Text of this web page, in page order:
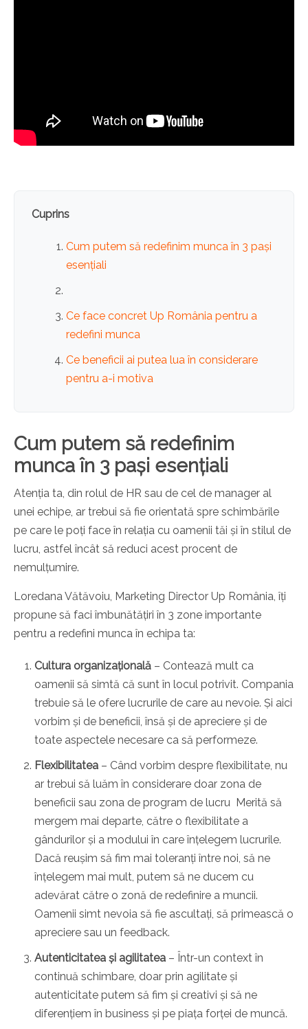
Cuprins
Cum putem să redefinim munca în 3 pași
esențiali
Ce face concret Up România pentru a
redefini munca
Ce beneficii ai putea lua în considerare
pentru a-i motiva
Cum putem să redefinim
munca în 3 pași esențiali
Atenția ta, din rolul de HR sau de cel de manager al
unei echipe, ar trebui să fie orientată spre schimbările
pe care le poți face în relația cu oamenii tăi și în stilul de
lucru, astfel încât să reduci acest procent de
nemulțumire.
Loredana Vătăvoiu, Marketing Director Up România, îți
propune să faci îmbunătățiri în 3 zone importante
pentru a redefini munca în echipa ta:
Cultura organizațională – Contează mult ca
oamenii să simtă că sunt în locul potrivit. Compania
trebuie să le ofere lucrurile de care au nevoie. Și aici
vorbim și de beneficii, însă și de apreciere și de
toate aspectele necesare ca să performeze.
Flexibilitatea – Când vorbim despre flexibilitate, nu
ar trebui să luăm în considerare doar zona de
beneficii sau zona de program de lucru Merită să
mergem mai departe, către o flexibilitate a
gândurilor și a modului în care înțelegem lucrurile.
Dacă reușim să fim mai toleranți între noi, să ne
înțelegem mai mult, putem să ne ducem cu
adevărat către o zonă de redefinire a muncii.
Oamenii simt nevoia să fie ascultați, să primească o
apreciere sau un feedback.
Autenticitatea și agilitatea – Într-un context în
continuă schimbare, doar prin agilitate și
autenticitate putem să fim și creativi și să ne
diferențiem în business și pe piața forței de muncă.